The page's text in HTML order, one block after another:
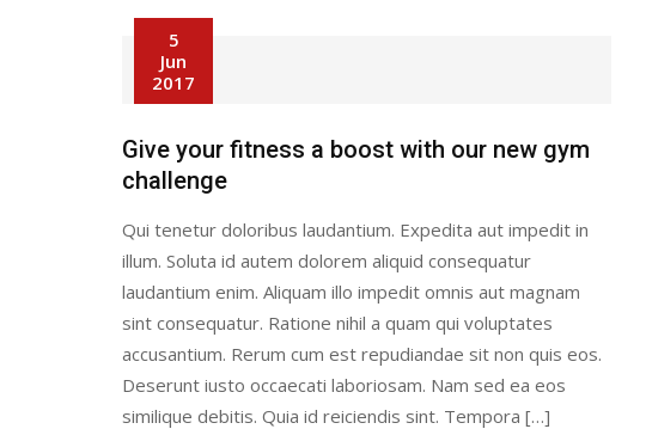
5
Jun
2017
Give your fitness a boost with our new gym
challenge
Qui tenetur doloribus laudantium. Expedita aut impedit in
illum. Soluta id autem dolorem aliquid consequatur
laudantium enim. Aliquam illo impedit omnis aut magnam
sint consequatur. Ratione nihil a quam qui voluptates
accusantium. Rerum cum est repudiandae sit non quis eos.
Deserunt iusto occaecati laboriosam. Nam sed ea eos
similique debitis. Quia id reiciendis sint. Tempora […]